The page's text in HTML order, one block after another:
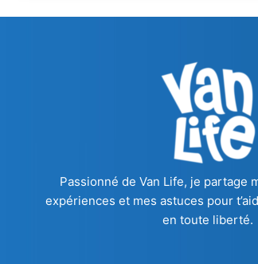
Passionné de Van Life, je partage
expériences et mes astuces pour
en toute liberté.